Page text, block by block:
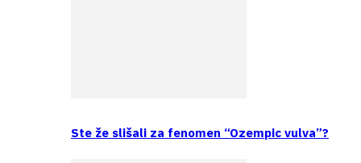
Ste že slišali za fenomen “Ozempic vulva”?